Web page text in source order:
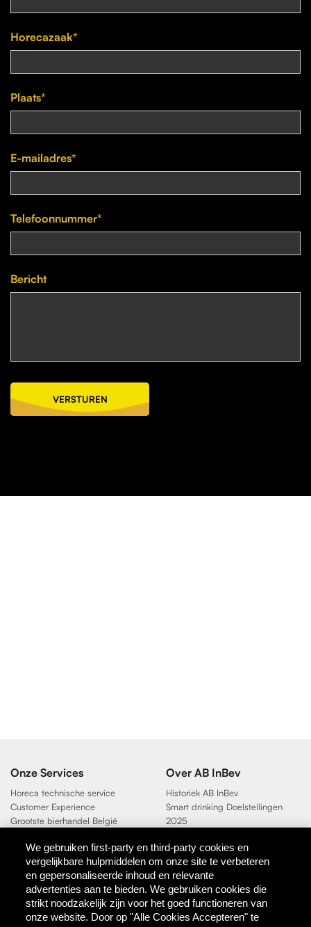
Horecazaak*
Plaats*
E-mailadres*
Telefoonnummer*
Bericht
VERSTUREN
Onze Services
Horeca technische service
Customer Experience
Grootste bierhandel België
Over AB InBev
Historiek AB InBev
Smart drinking Doelstellingen
2025
Contact
AB InBev
Direct Contact
We gebruiken first-party en third-party cookies en
vergelijkbare hulpmiddelen om onze site te verbeteren
en gepersonaliseerde inhoud en relevante
advertenties aan te bieden. We gebruiken cookies die
strikt noodzakelijk zijn voor het goed functioneren van
onze website. Door op "Alle Cookies Accepteren" te